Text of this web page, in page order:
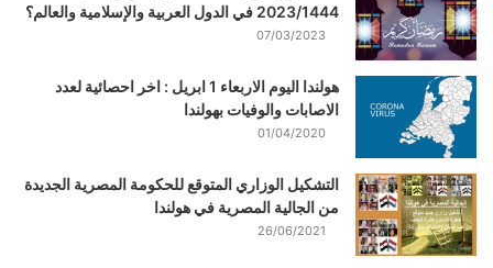
2023/1444 في الدول العربية والإسلامية والعالم؟
07/03/2023
هولندا اليوم الاربعاء 1 ابريل : اخر احصائية لعدد
الاصابات والوفيات بهولندا
01/04/2020
التشكيل الوزاري المتوقع للحكومة المصرية الجديدة
من الجالية المصرية في هولندا
26/06/2021